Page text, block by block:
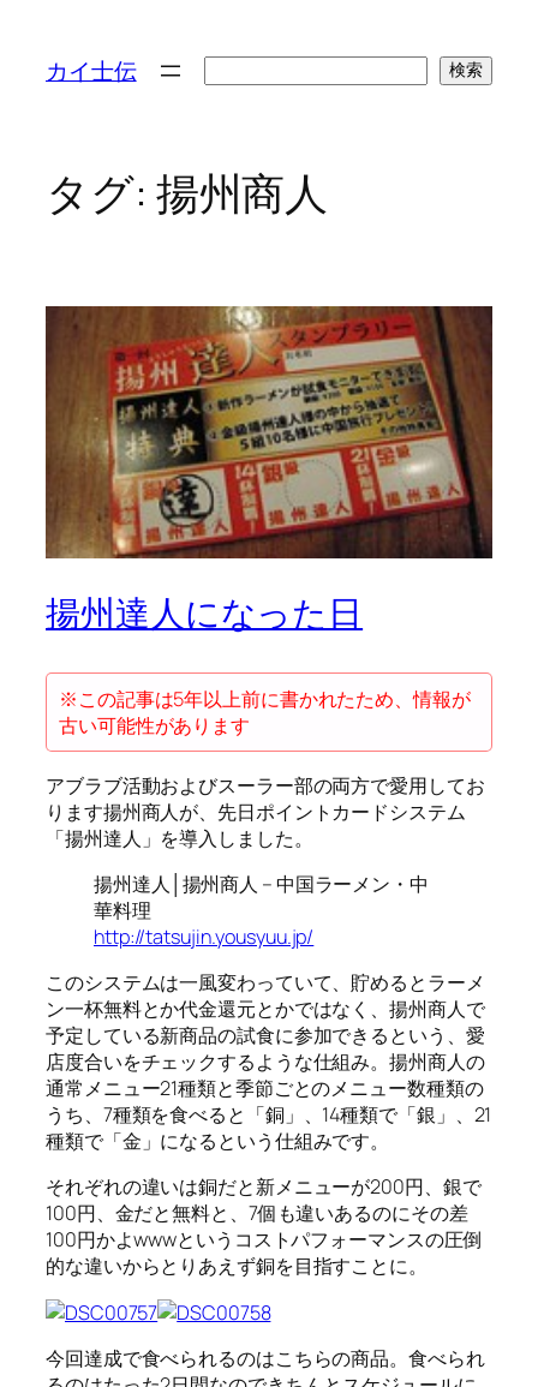
カイ士伝 検索
タグ: 揚州商人
揚州達人になった日
※この記事は5年以上前に書かれたため、情報が
古い可能性があります
アブラブ活動およびスーラー部の両方で愛用してお
ります揚州商人が、先日ポイントカードシステム
「揚州達人」を導入しました。
揚州達人│揚州商人 – 中国ラーメン・中
華料理
http://tatsujin.yousyuu.jp/
このシステムは一風変わっていて、貯めるとラーメ
ン一杯無料とか代金還元とかではなく、揚州商人で
予定している新商品の試食に参加できるという、愛
店度合いをチェックするような仕組み。揚州商人の
通常メニュー21種類と季節ごとのメニュー数種類の
うち、7種類を食べると「銅」、14種類で「銀」、21
種類で「金」になるという仕組みです。
それぞれの違いは銅だと新メニューが200円、銀で
100円、金だと無料と、7個も違いあるのにその差
100円かよwwwというコストパフォーマンスの圧倒
的な違いからとりあえず銅を目指すことに。
今回達成で食べられるのはこちらの商品。食べられ